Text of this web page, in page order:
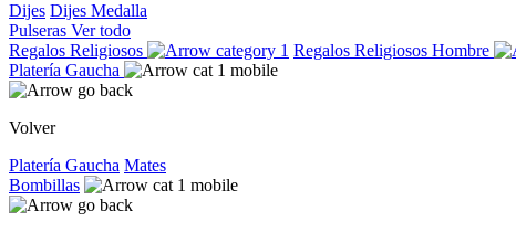
Dijes Dijes Medalla
Pulseras Ver todo
Regalos Religiosos
Regalos Religiosos Hombre
Platería Gaucha
Volver
Platería Gaucha Mates
Bombillas